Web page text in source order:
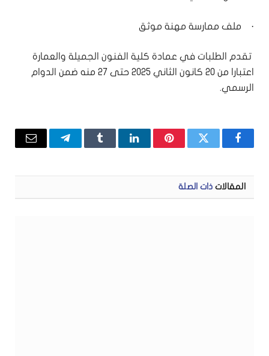
· ملف ممارسة مهنة موثق
تقدم الطلبات في عمادة كلية الفنون الجميلة والعمارة
اعتبارا من 20 كانون الثاني 2025 حتى 27 منه ضمن الدوام
الرسمي.
فيسبوكتويتر بينتيريستلينكدإنTumblrتيلقرامالبريد
المقالات ذات الصلة